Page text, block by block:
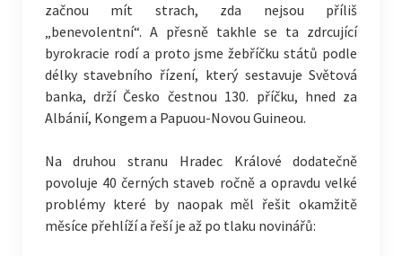
začnou mít strach, zda nejsou příliš
„benevolentní“. A přesně takhle se ta zdrcující
byrokracie rodí a proto jsme žebříčku států podle
délky stavebního řízení, který sestavuje Světová
banka, drží Česko čestnou 130. příčku, hned za
Albánií, Kongem a Papuou-Novou Guineou.
Na druhou stranu Hradec Králové dodatečně
povoluje 40 černých staveb ročně a opravdu velké
problémy které by naopak měl řešit okamžitě
měsíce přehlíží a řeší je až po tlaku novinářů: